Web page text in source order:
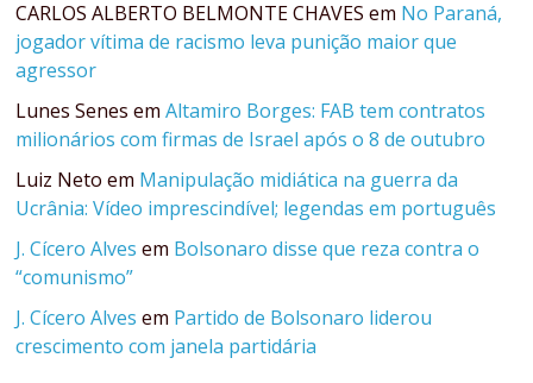
CARLOS ALBERTO BELMONTE CHAVES em No Paraná,
jogador vítima de racismo leva punição maior que
agressor
Lunes Senes emAltamiro Borges: FAB tem contratos
milionários com firmas de Israel após o 8 de outubro
Luiz Neto em Manipulação midiática na guerra da
Ucrânia: Vídeo imprescindível; legendas em português
J. Cícero Alves em Bolsonaro disse que reza contra o
“comunismo”
J. Cícero Alves em Partido de Bolsonaro liderou
crescimento com janela partidária